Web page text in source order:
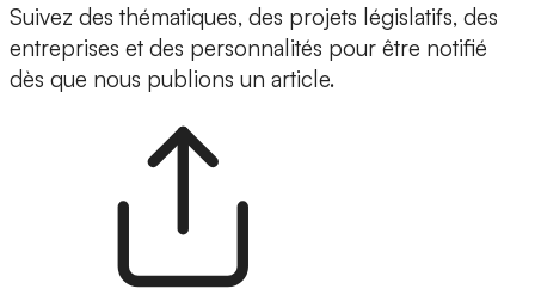
Suivez des thématiques, des projets législatifs, des
entreprises et des personnalités pour être notifié
dès que nous publions un article.